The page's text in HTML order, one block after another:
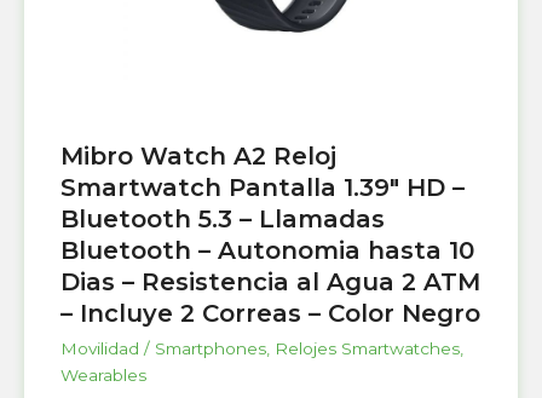
Mibro Watch A2 Reloj
Smartwatch Pantalla 1.39″ HD –
Bluetooth 5.3 – Llamadas
Bluetooth – Autonomia hasta 10
Dias – Resistencia al Agua 2 ATM
– Incluye 2 Correas – Color Negro
Movilidad / Smartphones, Relojes Smartwatches,
Wearables